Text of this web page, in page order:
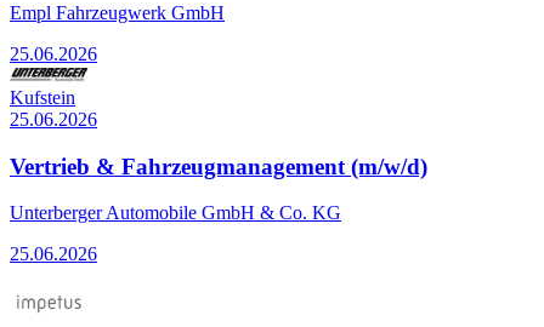
Empl Fahrzeugwerk GmbH
25.06.2026
Kufstein
25.06.2026
Vertrieb & Fahrzeugmanagement (m/w/d)
Unterberger Automobile GmbH & Co. KG
25.06.2026